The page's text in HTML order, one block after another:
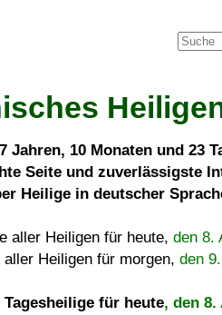
Jahren, 10 Monaten und 23
Seite und zuverlässigste
Heilige in deutscher
aller Heiligen für heute, den 8.
aller Heiligen für morgen, den
Tagesheilige für heute, den 8.